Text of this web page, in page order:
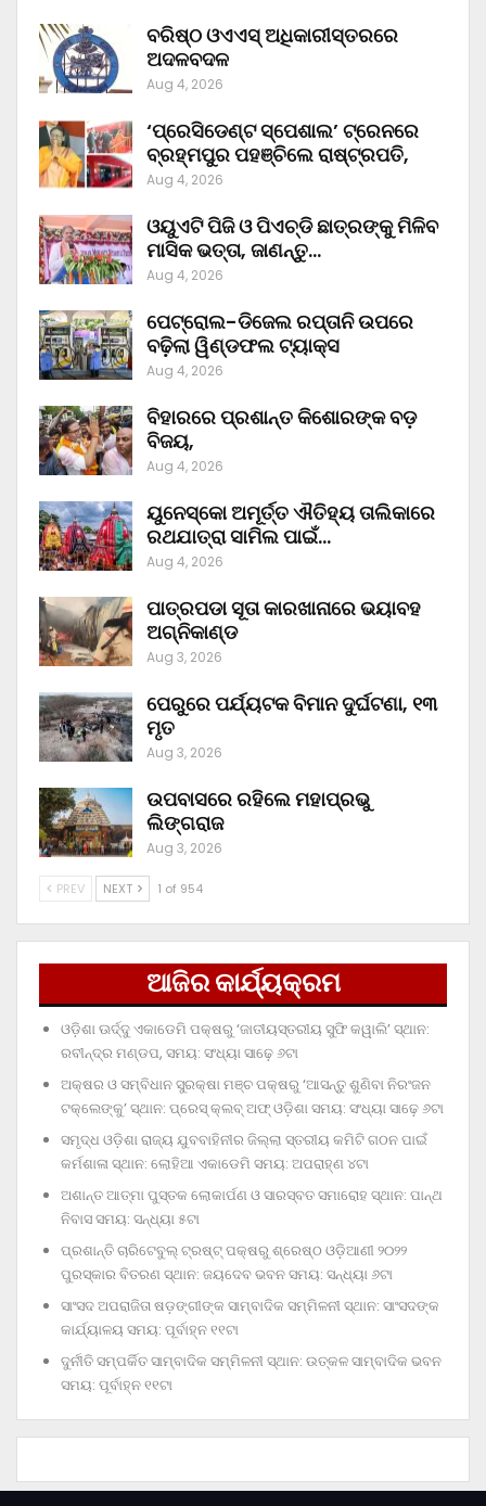
ବରିଷ୍ଠ ଓଏଏସ୍‌ ଅଧିକାରୀସ୍ତରରେ
ଅଦଳବଦଳ
Aug 4, 2026
‘ପ୍ରେସିଡେଣ୍ଟ ସ୍ପେଶାଲ’ ଟ୍ରେନରେ
ବ୍ରହ୍ମପୁର ପହଞ୍ଚିଲେ ରାଷ୍ଟ୍ରପତି,
Aug 4, 2026
ଓୟୁଏଟି ପିଜି ଓ ପିଏଚ୍‌ଡି ଛାତ୍ରଙ୍କୁ ମିଳିବ
ମାସିକ ଭତ୍ତା, ଜାଣନ୍ତୁ…
Aug 4, 2026
ପେଟ୍ରୋଲ-ଡିଜେଲ ରପ୍ତାନି ଉପରେ
ବଢ଼ିଲା ୱିଣ୍ଡଫଲ ଟ୍ୟାକ୍ସ
Aug 4, 2026
ବିହାରରେ ପ୍ରଶାନ୍ତ କିଶୋରଙ୍କ ବଡ଼
ବିଜୟ,
Aug 4, 2026
ୟୁନେସ୍କୋ ଅମୂର୍ତ୍ତ ଐତିହ୍ୟ ତାଲିକାରେ
ରଥଯାତ୍ରା ସାମିଲ ପାଇଁ…
Aug 4, 2026
ପାତ୍ରପଡା ସୂତା କାରଖାନାରେ ଭୟାବହ
ଅଗ୍ନିକାଣ୍ଡ
Aug 3, 2026
ପେରୁରେ ପର୍ଯ୍ୟଟକ ବିମାନ ଦୁର୍ଘଟଣା, ୧୩
ମୃତ
Aug 3, 2026
ଉପବାସରେ ରହିଲେ ମହାପ୍ରଭୁ
ଲିଙ୍ଗରାଜ
Aug 3, 2026
PREV NEXT 1 of 954
ଆଜିର କାର୍ଯ୍ୟକ୍ରମ
ଓଡ଼ିଶା ଊର୍ଦ୍ଦୁ ଏକାଡେମି ପକ୍ଷରୁ ‘ଜାତୀୟସ୍ତରୀୟ ସୁଫି କୱାଲି’ ସ୍ଥାନ:
ରବୀନ୍ଦ୍ର ମଣ୍ଡପ, ସମୟ: ସଂଧ୍ୟା ସାଢ଼େ ୬ଟା
ଅକ୍ଷର ଓ ସମ୍ବିଧାନ ସୁରକ୍ଷା ମଞ୍ଚ ପକ୍ଷରୁ ‘ଆସନ୍ତୁ ଶୁଣିବା ନିରଂଜନ
ଟକ୍‌ଲେଙ୍କୁ’ ସ୍ଥାନ: ପ୍ରେସ୍‌ କ୍ଲବ୍‌ ଅଫ୍‌ ଓଡ଼ିଶା ସମୟ: ସଂଧ୍ୟା ସାଢ଼େ ୬ଟା
ସମୃଦ୍ଧ ଓଡ଼ିଶା ରାଜ୍ୟ ଯୁବବାହିନୀର ଜିଲ୍ଲା ସ୍ତରୀୟ କମିଟି ଗଠନ ପାଇଁ
କର୍ମଶାଳା ସ୍ଥାନ: ଲୋହିଆ ଏକାଡେମି ସମୟ: ଅପରାହ୍‌ଣ ୪ଟା
ଅଶାନ୍ତ ଆତ୍ମା ପୁସ୍ତକ ଲୋକାର୍ପଣ ଓ ସାରସ୍ବତ ସମାରୋହ ସ୍ଥାନ: ପାନ୍ଥ
ନିବାସ ସମୟ: ସନ୍ଧ୍ୟା ୫ଟା
ପ୍ରଶାନ୍ତି ଚାରିଟେବୁଲ୍‌ ଟ୍ରଷ୍ଟ୍‌ ପକ୍ଷରୁ ଶ୍ରେଷ୍ଠ ଓଡ଼ିଆଣୀ ୨୦୨୨
ପୁରସ୍କାର ବିତରଣ ସ୍ଥାନ: ଜୟଦେବ ଭବନ ସମୟ: ସନ୍ଧ୍ୟା ୬ଟା
ସାଂସଦ ଅପରାଜିତା ଷଡ଼ଙ୍ଗୀଙ୍କ ସାମ୍ବାଦିକ ସମ୍ମିଳନୀ ସ୍ଥାନ: ସାଂସଦଙ୍କ
କାର୍ଯ୍ୟାଳୟ ସମୟ: ପୂର୍ବାହ୍ନ ୧୧ଟା
ଦୁର୍ନୀତି ସମ୍ପର୍କିତ ସାମ୍ବାଦିକ ସମ୍ମିଳନୀ ସ୍ଥାନ: ଉତ୍କଳ ସାମ୍ବାଦିକ ଭବନ
ସମୟ: ପୂର୍ବାହ୍ନ ୧୧ଟା